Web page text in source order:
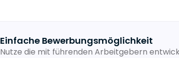
Einfache Bewerbungsmöglichkeit
Nutze die mit führenden Arbeitgebern